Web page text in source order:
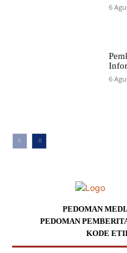
6
6
PEDOMAN
PEDOMAN
KODE